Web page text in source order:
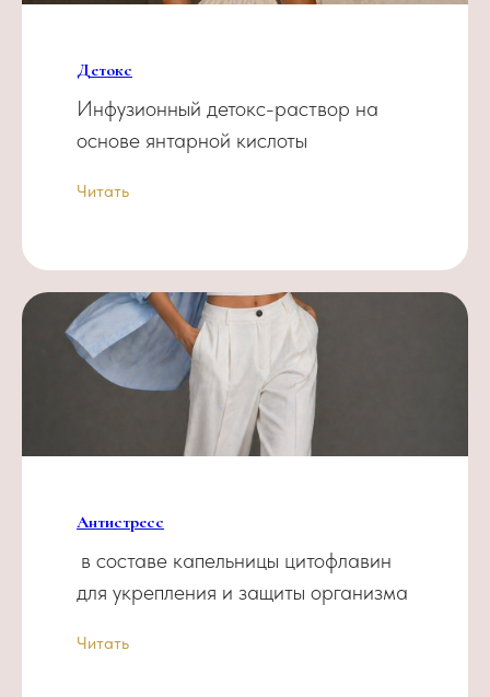
Детокс
Инфузионный детокс-раствор на
основе янтарной кислоты
Читать
Антистресс
в составе капельницы цитофлавин
для укрепления и защиты организма
Читать